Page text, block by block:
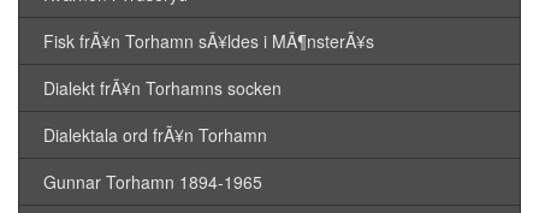
Fisk frÃ¥n Torhamn sÃ¥ldes i MÃ¶nsterÃ¥s
Dialekt frÃ¥n Torhamns socken
Dialektala ord frÃ¥n Torhamn
Gunnar Torhamn 1894-1965